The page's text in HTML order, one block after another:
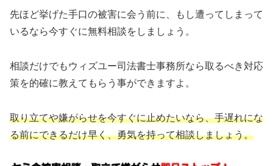
先ほど挙げた手口の被害に会う前に、もし遭ってしまって
いるなら今すぐに無料相談をしましょう。
相談だけでもウィズユー司法書士事務所なら取るべき対応
策を的確に教えてもらう事ができますよ。
取り立てや嫌がらせを今すぐに止めたいなら、手遅れにな
る前にできるだけ早く、勇気を持って相談しましょう。